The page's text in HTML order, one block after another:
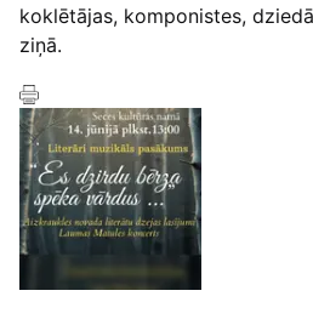
koklētājas, komponistes,
ziņā.